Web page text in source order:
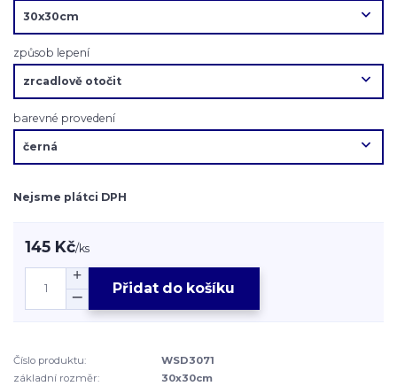
způsob lepení
barevné provedení
Nejsme plátci DPH
145 Kč/ks
Přidat do košíku
Číslo produktu:
WSD3071
základní rozměr:
30x30cm